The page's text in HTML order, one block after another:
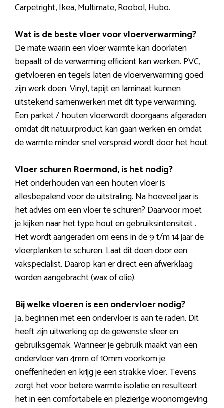
Carpetright, Ikea, Multimate, Roobol, Hubo.
Wat is de beste vloer voor vloerverwarming?
De mate waarin een vloer warmte kan doorlaten
bepaalt of de verwarming efficiënt kan werken. PVC,
gietvloeren en tegels laten de vloerverwarming goed
zijn werk doen. Vinyl, tapijt en laminaat kunnen
uitstekend samenwerken met dit type verwarming.
Een parket / houten vloerwordt doorgaans afgeraden
omdat dit natuurproduct kan gaan werken en omdat
de warmte minder snel verspreid wordt door het hout.
Vloer schuren Roermond, is het nodig?
Het onderhouden van een houten vloer is
allesbepalend voor de uitstraling. Na hoeveel jaar is
het advies om een vloer te schuren? Daarvoor moet
je kijken naar het type hout en gebruiksintensiteit .
Het wordt aangeraden om eens in de 9 t/m 14 jaar de
vloerplanken te schuren. Laat dit doen door een
vakspecialist. Daarop kan er direct een afwerklaag
worden aangebracht (wax of olie).
Bij welke vloeren is een ondervloer nodig?
Ja, beginnen met een ondervloer is aan te raden. Dit
heeft zijn uitwerking op de gewenste sfeer en
gebruiksgemak. Wanneer je gebruik maakt van een
ondervloer van 4mm of 10mm voorkom je
oneffenheden en krijg je een strakke vloer. Tevens
zorgt het voor betere warmte isolatie en resulteert
het in een comfortabele en plezierige woonomgeving.